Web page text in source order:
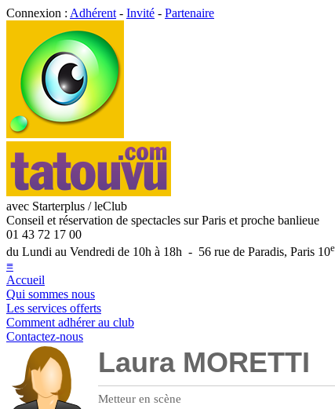
Connexion : Adhérent - Invité - Partenaire
avec Starterplus / leClub
Conseil et réservation de spectacles sur Paris et proche banlieue
01 43 72 17 00
du Lundi au Vendredi de 10h à 18h - 56 rue de Paradis, Paris 10e
≡
Accueil
Qui sommes nous
Les services offerts
Comment adhérer au club
Contactez-nous
Laura MORETTI
Metteur en scène